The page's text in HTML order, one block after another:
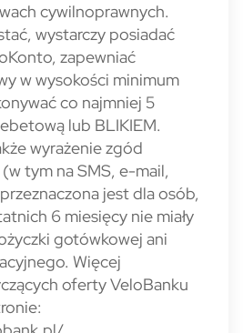
cywilnoprawnych.
wystarczy posiadać
zapewniać
w wysokości minimum
co najmniej 5
lub BLIKIEM.
wyrażenie zgód
tym na SMS, e-mail,
jest dla osób,
6 miesięcy nie miały
gotówkowej ani
Więcej
oferty VeloBanku